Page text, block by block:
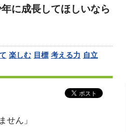
に成長してほしいなら
楽しむ 目標 考える力 自立
せん」